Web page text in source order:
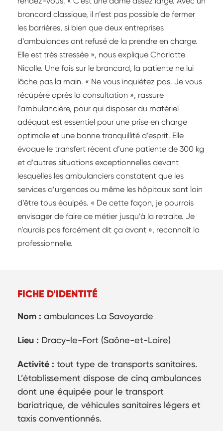
brancard classique, il n’est pas possible de fermer
les barrières, si bien que deux entreprises
d’ambulances ont refusé de la prendre en charge.
Elle est très stressée », nous explique Charlotte
Nicolle. Une fois sur le brancard, la patiente ne lui
lâche pas la main. « Ne vous inquiétez pas. Je vous
récupère après la consultation », rassure
l’ambulancière, pour qui disposer du matériel
adéquat est essentiel pour une prise en charge
optimale et une bonne tranquillité d’esprit. Elle
évoque le transfert récent d’une patiente de 300 kg
et d’autres situations exceptionnelles devant
lesquelles les ambulanciers constatent que les
services d’urgences ou même les hôpitaux sont loin
d’être tous équipés. « De cette façon, je pourrais
envisager de faire ce métier jusqu’à la retraite. Je
n’aurais pas forcément dit ça avant », reconnaît la
professionnelle.
FICHE D'IDENTITÉ
Nom : ambulances La Savoyarde
Lieu : Dracy-le-Fort (Saône-et-Loire)
Activité : tout type de transports sanitaires.
L’établissement dispose de cinq ambulances
dont une équipée pour le transport
bariatrique, de véhicules sanitaires légers et
taxis conventionnés.